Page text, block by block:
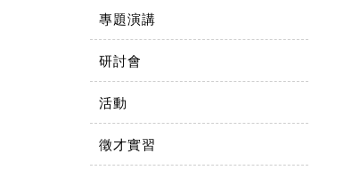
專題演講
研討會
活動
徵才實習